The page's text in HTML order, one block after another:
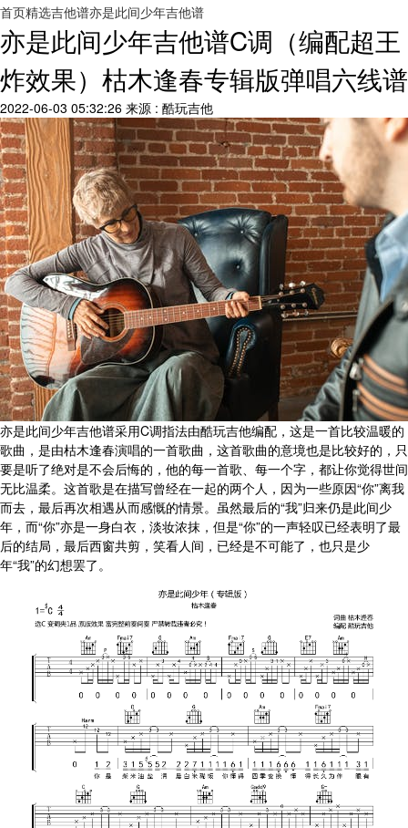
首页精选吉他谱亦是此间少年吉他谱
亦是此间少年吉他谱C调（编配超王
炸效果）枯木逢春专辑版弹唱六线谱
2022-06-03 05:32:26 来源 : 酷玩吉他
亦是此间少年吉他谱采用C调指法由酷玩吉他编配，这是一首比较温暖的
歌曲，是由枯木逢春演唱的一首歌曲，这首歌曲的意境也是比较好的，只
要是听了绝对是不会后悔的，他的每一首歌、每一个字，都让你觉得世间
无比温柔。这首歌是在描写曾经在一起的两个人，因为一些原因“你”离我
而去，最后再次相遇从而感慨的情景。虽然最后的“我”归来仍是此间少
年，而“你”亦是一身白衣，淡妆浓抹，但是“你”的一声轻叹已经表明了最
后的结局，最后西窗共剪，笑看人间，已经是不可能了，也只是少
年“我”的幻想罢了。